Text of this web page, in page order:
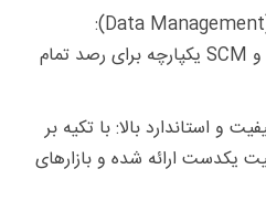
ایجاد ساختار مدیریت داده (Data Management):
پیاده‌سازی سیستم‌های ERP و SCM یکپارچه برای رصد تمام
و استاندارد بالا: با تکیه بر
یکدست ارائه شده و بازارهای